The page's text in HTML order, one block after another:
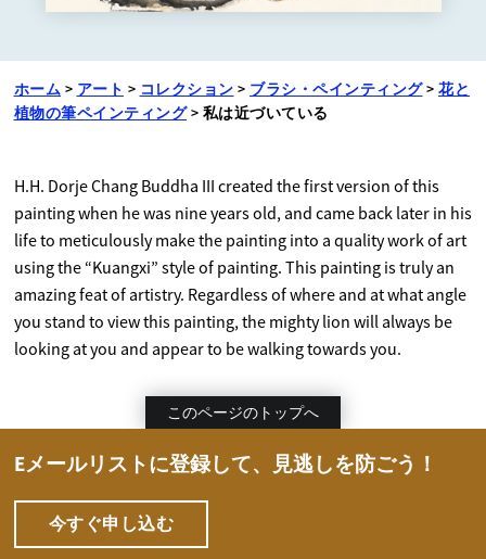
ホーム > アート > コレクション > ブラシ・ペインティング> 花と
植物の筆ペインティング> 私は近づいている
H.H. Dorje Chang Buddha III created the first version of this
painting when he was nine years old, and came back later in his
life to meticulously make the painting into a quality work of art
using the “Kuangxi” style of painting. This painting is truly an
amazing feat of artistry. Regardless of where and at what angle
you stand to view this painting, the mighty lion will always be
looking at you and appear to be walking towards you.
このページのトップへ
Eメールリストに登録して、見逃しを防ごう！
今すぐ申し込む